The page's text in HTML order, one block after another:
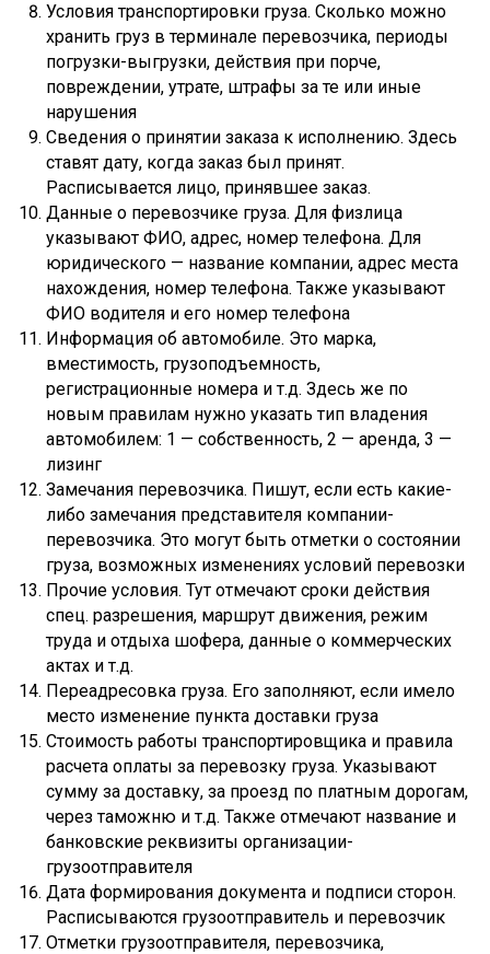
Условия транспортировки груза. Сколько можно
хранить груз в терминале перевозчика, периоды
погрузки-выгрузки, действия при порче,
повреждении, утрате, штрафы за те или иные
нарушения
Сведения о принятии заказа к исполнению. Здесь
ставят дату, когда заказ был принят.
Расписывается лицо, принявшее заказ.
Данные о перевозчике груза. Для физлица
указывают ФИО, адрес, номер телефона. Для
юридического — название компании, адрес места
нахождения, номер телефона. Также указывают
ФИО водителя и его номер телефона
Информация об автомобиле. Это марка,
вместимость, грузоподъемность,
регистрационные номера и т.д. Здесь же по
новым правилам нужно указать тип владения
автомобилем: 1 — собственность, 2 — аренда, 3 —
лизинг
Замечания перевозчика. Пишут, если есть какие-
либо замечания представителя компании-
перевозчика. Это могут быть отметки о состоянии
груза, возможных изменениях условий перевозки
Прочие условия. Тут отмечают сроки действия
спец. разрешения, маршрут движения, режим
труда и отдыха шофера, данные о коммерческих
актах и т.д.
Переадресовка груза. Его заполняют, если имело
место изменение пункта доставки груза
Стоимость работы транспортировщика и правила
расчета оплаты за перевозку груза. Указывают
сумму за доставку, за проезд по платным дорогам,
через таможню и т.д. Также отмечают название и
банковские реквизиты организации-
грузоотправителя
Дата формирования документа и подписи сторон.
Расписываются грузоотправитель и перевозчик
Отметки грузоотправителя, перевозчика,